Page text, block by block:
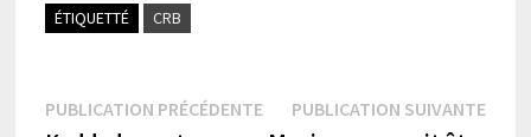
ÉTIQUETTÉ CRB
Navigation
PUBLICATION PRÉCÉDENTEPublication
PUBLICATION SUIVANTE